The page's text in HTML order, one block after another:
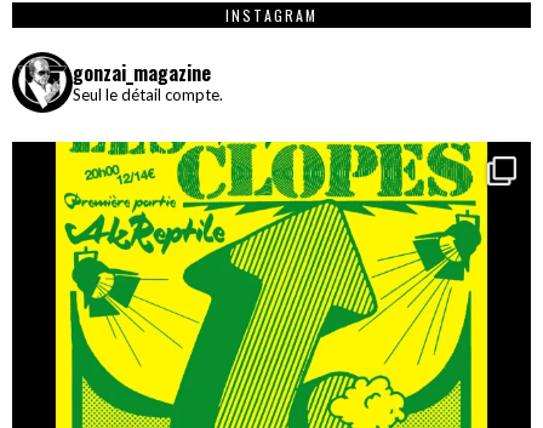
INSTAGRAM
gonzai_magazine
Seul le détail compte.